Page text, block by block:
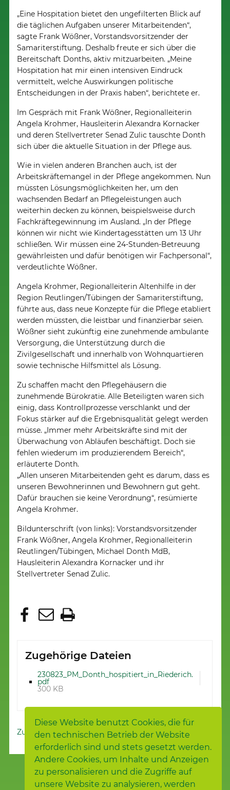
Diese Website benutzt Cookies, die für
den technischen Betrieb der Website
erforderlich sind und stets gesetzt werden.
Andere Cookies, um Inhalte und Anzeigen
zu personalisieren und die Zugriffe auf
unsere Website zu analysieren, werden
„Eine Hospitation bietet den ungefilterten Blick auf
die täglichen Aufgaben unserer Mitarbeitenden“,
sagte Frank Wößner, Vorstandsvorsitzender der
Samariterstiftung. Deshalb freute er sich über die
Bereitschaft Donths, aktiv mitzuarbeiten. „Meine
Hospitation hat mir einen intensiven Eindruck
vermittelt, welche Auswirkungen politische
Entscheidungen in der Praxis haben“, berichtete er.
Im Gespräch mit Frank Wößner, Regionalleiterin
Angela Krohmer, Hausleiterin Alexandra Kornacker
und deren Stellvertreter Senad Zulic tauschte Donth
sich über die aktuelle Situation in der Pflege aus.
Wie in vielen anderen Branchen auch, ist der
Arbeitskräftemangel in der Pflege angekommen. Nun
müssten Lösungsmöglichkeiten her, um den
wachsenden Bedarf an Pflegeleistungen auch
weiterhin decken zu können, beispielsweise durch
Fachkräftegewinnung im Ausland. „In der Pflege
können wir nicht wie Kindertagesstätten um 13 Uhr
schließen. Wir müssen eine 24-Stunden-Betreuung
gewährleisten und dafür benötigen wir Fachpersonal“,
verdeutlichte Wößner.
Angela Krohmer, Regionalleiterin Altenhilfe in der
Region Reutlingen/Tübingen der Samariterstiftung,
führte aus, dass neue Konzepte für die Pflege etabliert
werden müssten, die leistbar und finanzierbar seien.
Wößner sieht zukünftig eine zunehmende ambulante
Versorgung, die Unterstützung durch die
Zivilgesellschaft und innerhalb von Wohnquartieren
sowie technische Hilfsmittel als Lösung.
Zu schaffen macht den Pflegehäusern die
zunehmende Bürokratie. Alle Beteiligten waren sich
einig, dass Kontrollprozesse verschlankt und der
Fokus stärker auf die Ergebnisqualität gelegt werden
müsse. „Immer mehr Arbeitskräfte sind mit der
Überwachung von Abläufen beschäftigt. Doch sie
fehlen wiederum im produzierendem Bereich“,
erläuterte Donth.
„Allen unseren Mitarbeitenden geht es darum, dass es
unseren Bewohnerinnen und Bewohnern gut geht.
Dafür brauchen sie keine Verordnung“, resümierte
Angela Krohmer.
Bildunterschrift (von links): Vorstandsvorsitzender
Frank Wößner, Angela Krohmer, Regionalleiterin
Reutlingen/Tübingen, Michael Donth MdB,
Hausleiterin Alexandra Kornacker und ihr
Stellvertreter Senad Zulic.
Zugehörige Dateien
230823_PM_Donth_hospitiert_in_Riederich.
pdf
300 KB
Zur Presseübersicht